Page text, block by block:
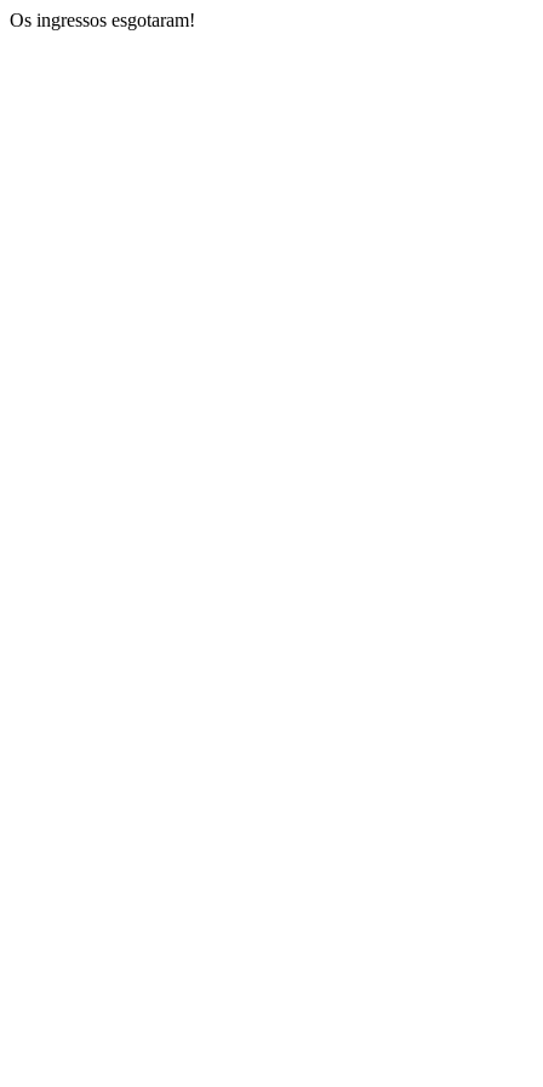
Os ingressos esgotaram!